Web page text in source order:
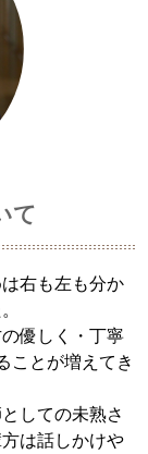
て
右も左も分か
優しく・丁寧
ことが増えてき
しての未熟さ
は話しかけや